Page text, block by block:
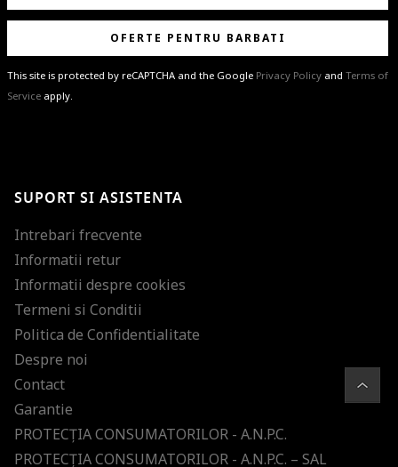
OFERTE PENTRU BARBATI
This site is protected by reCAPTCHA and the Google Privacy Policy and Terms of
Service apply.
ultimele tendinte in moda!
SUPORT SI ASISTENTA
Intrebari frecvente
Informatii retur
Informatii despre cookies
Termeni si Conditii
Politica de Confidentialitate
Despre noi
Contact
Garantie
PROTECŢIA CONSUMATORILOR - A.N.P.C.
PROTECŢIA CONSUMATORILOR - A.N.P.C. – SAL